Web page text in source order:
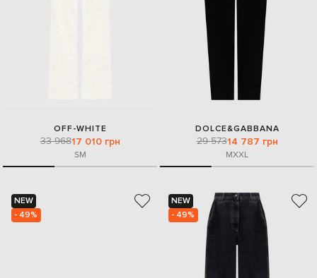
OFF-WHITE
33 96817 010 грн
SM
DOLCE&GABBANA
29 57314 787 грн
MXXL
NEW
- 49%
NEW
- 49%